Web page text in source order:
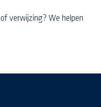
verwijzing? We helpen